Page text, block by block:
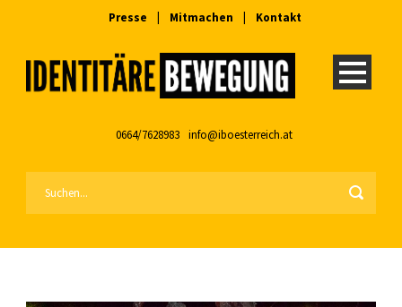
Presse Mitmachen Kontakt
0664/7628983 info@iboesterreich.at